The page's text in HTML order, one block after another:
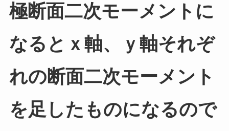
極断面二次モーメントに
なるとｘ軸、ｙ軸それぞ
れの断面二次モーメント
を足したものになるので